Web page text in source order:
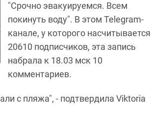
"Срочно эвакуируемся. Всем
покинуть воду". В этом Telegram-
канале, у которого насчитывается
20610 подписчиков, эта запись
набрала к 18.03 мск 10
комментариев.
с пляжа", - подтвердила Viktoria